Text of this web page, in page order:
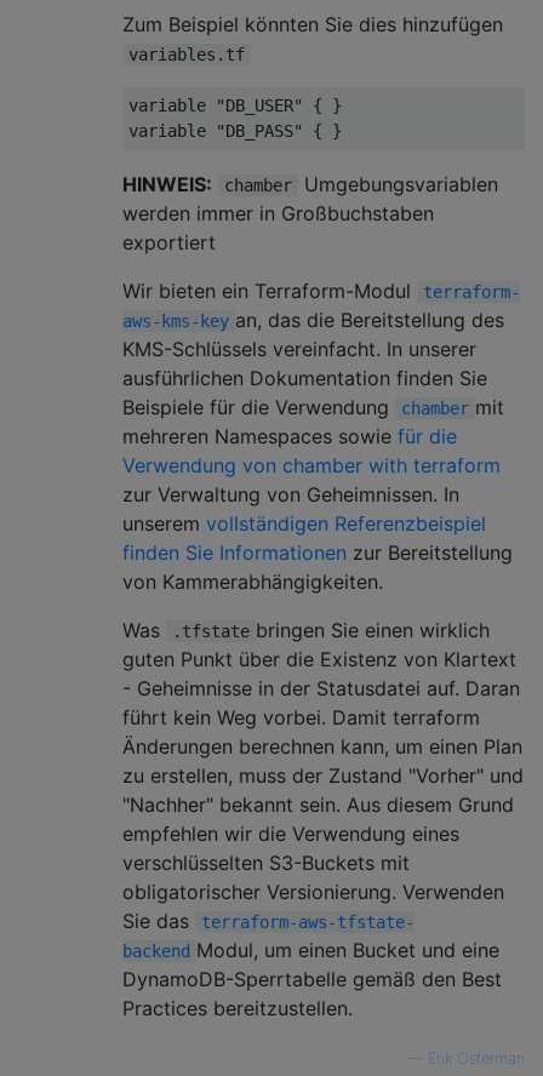
Zum Beispiel könnten Sie dies hinzufügen
variables.tf
variable "DB_USER" { }
HINWEIS: chamber
Umgebungsvariablen
werden immer in Großbuchstaben
exportiert
Wir bieten ein Terraform-Modul
terraform-
aws-kms-key an, das die Bereitstellung des
KMS-Schlüssels vereinfacht. In unserer
ausführlichen Dokumentation finden Sie
Beispiele für die Verwendung
chamber mit
mehreren Namespaces sowie für die
Verwendung von chamber with terraform
zur Verwaltung von Geheimnissen. In
unserem vollständigen Referenzbeispiel
finden Sie Informationen zur Bereitstellung
von Kammerabhängigkeiten.
Was
.tfstate bringen Sie einen wirklich
guten Punkt über die Existenz von Klartext
- Geheimnisse in der Statusdatei auf. Daran
führt kein Weg vorbei. Damit terraform
Änderungen berechnen kann, um einen Plan
zu erstellen, muss der Zustand "Vorher" und
"Nachher" bekannt sein. Aus diesem Grund
empfehlen wir die Verwendung eines
verschlüsselten S3-Buckets mit
obligatorischer Versionierung. Verwenden
Sie das
terraform-aws-tfstate-
backend Modul, um einen Bucket und eine
DynamoDB-Sperrtabelle gemäß den Best
Practices bereitzustellen.
Erik Osterman